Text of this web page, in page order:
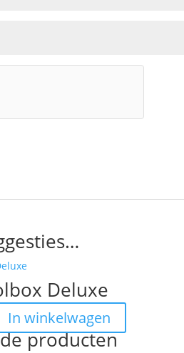
Deluxe
In winkelwagen
producten